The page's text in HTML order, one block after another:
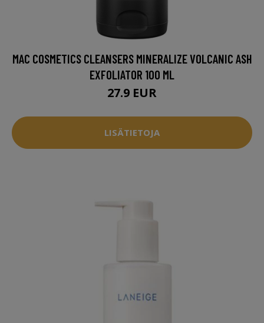
MAC COSMETICS CLEANSERS MINERALIZE VOLCANIC ASH
EXFOLIATOR 100 ML
27.9 EUR
LISÄTIETOJA